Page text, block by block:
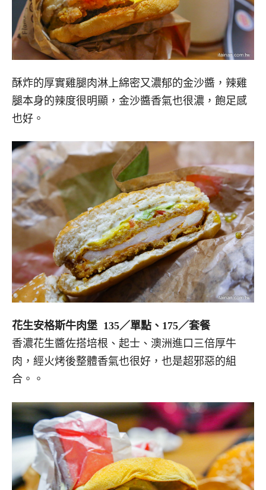
酥炸的厚實雞腿肉淋上綿密又濃郁的金沙醬，辣雞
腿本身的辣度很明顯，金沙醬香氣也很濃，飽足感
也好。
花生安格斯牛肉堡 135／單點、175／套餐
香濃花生醬佐搭培根、起士、澳洲進口三倍厚牛
肉，經火烤後整體香氣也很好，也是超邪惡的組
合。。